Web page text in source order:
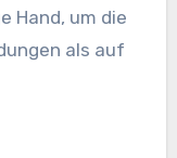
Hand, um die
als auf